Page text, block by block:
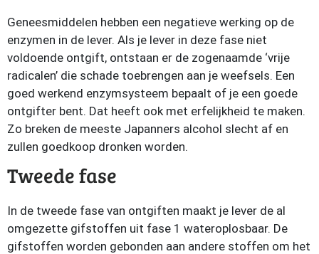
Geneesmiddelen hebben een negatieve werking op de
enzymen in de lever. Als je lever in deze fase niet
voldoende ontgift, ontstaan er de zogenaamde ‘vrije
radicalen’ die schade toebrengen aan je weefsels. Een
goed werkend enzymsysteem bepaalt of je een goede
ontgifter bent. Dat heeft ook met erfelijkheid te maken.
Zo breken de meeste Japanners alcohol slecht af en
zullen goedkoop dronken worden.
Tweede fase
In de tweede fase van ontgiften maakt je lever de al
omgezette gifstoffen uit fase 1 wateroplosbaar. De
gifstoffen worden gebonden aan andere stoffen om het